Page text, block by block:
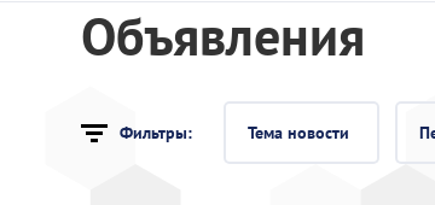
Объявления
Фильтры: Тема новости